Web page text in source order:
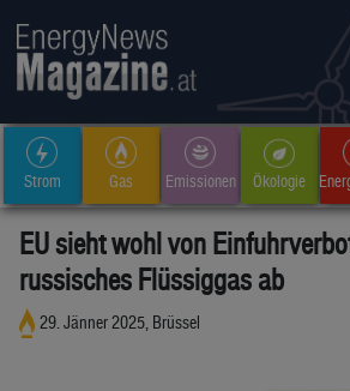
Strom Gas Emissionen Ökologie
EU sieht wohl von
russisches Flüssiggas ab
29. Jänner 2025, Brüssel